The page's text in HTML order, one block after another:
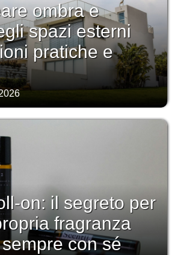
ombra e
spazi esterni
pratiche e
on: il segreto per
fragranza
con sé